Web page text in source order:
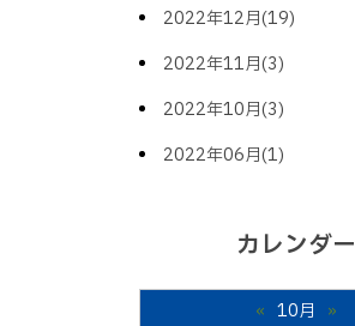
2022年12月(19)
2022年11月(3)
2022年10月(3)
2022年06月(1)
カレンダー
« 10月 »